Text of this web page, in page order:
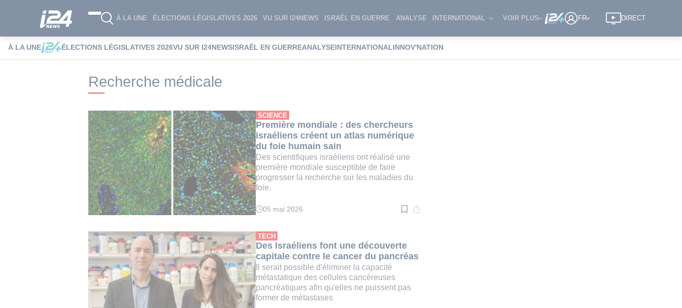
À LA UNE ÉLECTIONS LÉGISLATIVES 2026 VU SUR I24NEWS ISRAËL EN GUERRE ANALYSE INTERNATIONAL VOIR PLUS FR DIRECT
À LA UNE ÉLECTIONS LÉGISLATIVES 2026VU SUR I24NEWSISRAËL EN GUERREANALYSEINTERNATIONALINNOV'NATION
i24NEWS i24NEWS Tags index Recherche médicale
Recherche médicale
SCIENCE
Première mondiale : des chercheurs
israéliens créent un atlas numérique
du foie humain sain
Des scientifiques israéliens ont réalisé une
première mondiale susceptible de faire
progresser la recherche sur les maladies du
foie.
Temps
:
4
min.
05 mai 2026
TECH
Des Israéliens font une découverte
capitale contre le cancer du pancréas
Il serait possible d'éliminer la capacité
métastatique des cellules cancéreuses
pancréatiques afin qu'elles ne puissent pas
former de métastases